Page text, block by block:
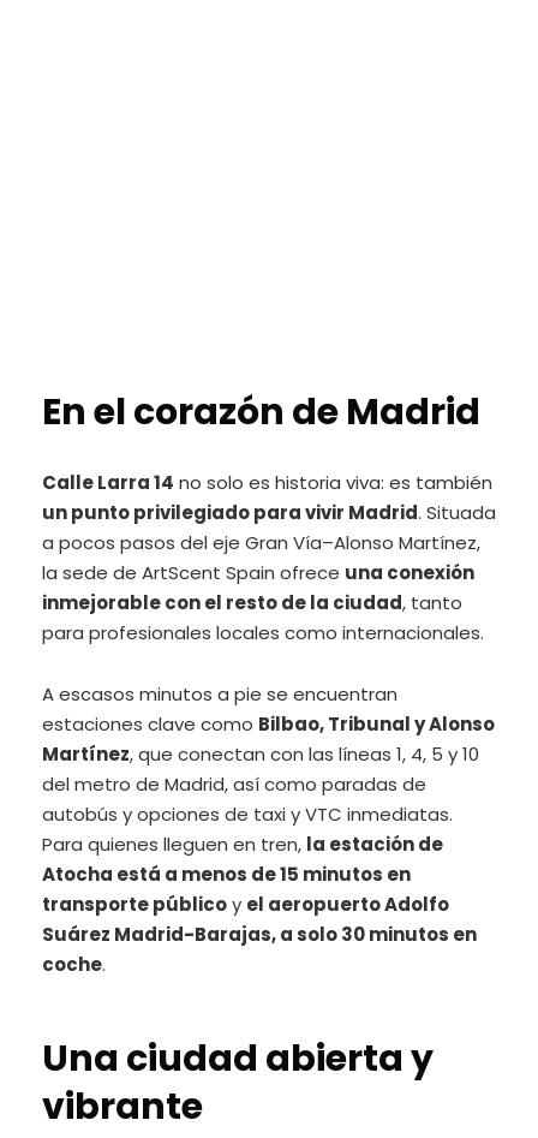
En el corazón de Madrid
Calle Larra 14 no solo es historia viva: es también
un punto privilegiado para vivir Madrid. Situada
a pocos pasos del eje Gran Vía–Alonso Martínez,
la sede de ArtScent Spain ofrece una conexión
inmejorable con el resto de la ciudad, tanto
para profesionales locales como internacionales.
A escasos minutos a pie se encuentran
estaciones clave como Bilbao, Tribunal y Alonso
Martínez, que conectan con las líneas 1, 4, 5 y 10
del metro de Madrid, así como paradas de
autobús y opciones de taxi y VTC inmediatas.
Para quienes lleguen en tren, la estación de
Atocha está a menos de 15 minutos en
transporte públicoy el aeropuerto Adolfo
Suárez Madrid-Barajas, a solo 30 minutos en
coche.
Una ciudad abierta y
vibrante